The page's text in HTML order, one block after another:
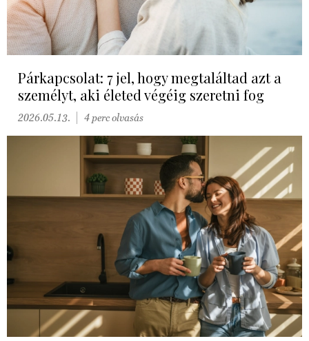
Párkapcsolat: 7 jel, hogy megtaláltad azt a
személyt, aki életed végéig szeretni fog
2026.05.13. 4 perc olvasás